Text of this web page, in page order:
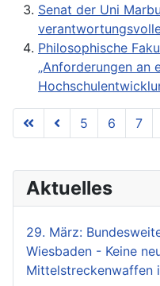
Senat der Uni
Philosophische
„Anforderungen an
5 6 7
Aktuelles
29. März:
Wiesbaden - Keine
Mittelstreckenwaffen